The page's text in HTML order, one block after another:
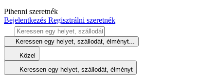
Pihenni szeretnék
Bejelentkezés Regisztrálni szeretnék
Keressen egy helyet, szállodát, élményt...
Közel
Keressen egy helyet, szállodát, élményt